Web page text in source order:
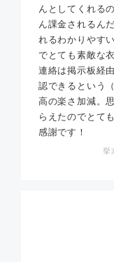
んとしてくれる
ん課金されるん
れるわかりやす
でとても素敵な
連絡は掲示板経
認できるという
高の楽さ加減。
らえたのでとて
感謝です！
挙